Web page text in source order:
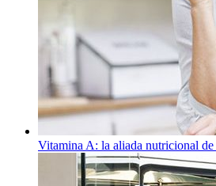
Vitamina A: la aliada nutricional de